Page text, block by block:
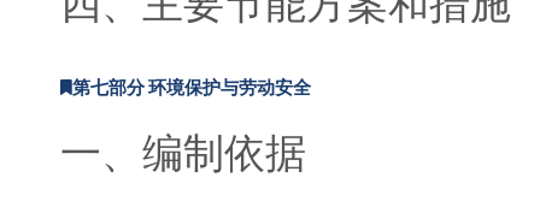
第七部分 环境保护与劳动安全
一、编制依据